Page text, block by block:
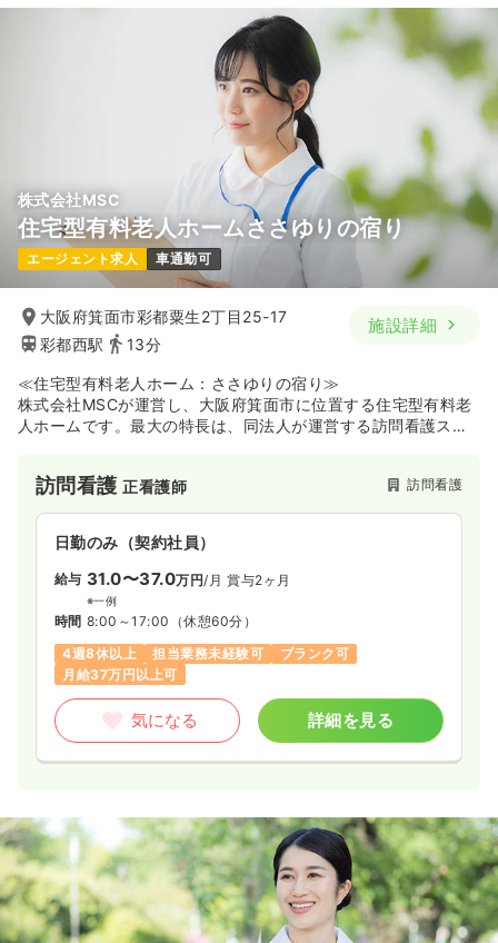
株式会社MSC
住宅型有料老人ホームささゆりの宿り
エージェント求人 車通勤可
大阪府箕面市彩都粟生2丁目25-17
彩都西駅
13分
施設詳細
≪住宅型有料老人ホーム：ささゆりの宿り≫
株式会社MSCが運営し、大阪府箕面市に位置する住宅型有料老
人ホームです。最大の特長は、同法人が運営する訪問看護ステ
万全のサポート体制を整えています。病院とは異なる「暮らし
の場」として、看護と介護の両面からきめ細やかなケアを提供
し、日常的な医療ニーズがある方も安心で快適な毎日をお過ご
しいただける環境です。また、施設内では家庭菜園での野菜の
収穫を行うなど、家庭的で穏やかな雰囲気を大切にしていま
す。24時間対応の医療体制が整った安心できる環境のもと、利
用者様一人ひとりに寄り添うケアに携わりたい方にオススメの
訪問看護正看護師 訪問看護
日勤のみ（契約社員）
給与 31.0〜37.0万円/月 賞与2ヶ月
※一例
時間 8:00～17:00 （休憩60分）
4週8休以上
担当業務未経験可
ブランク可
月給37万円以上可
気になる 詳細を見る